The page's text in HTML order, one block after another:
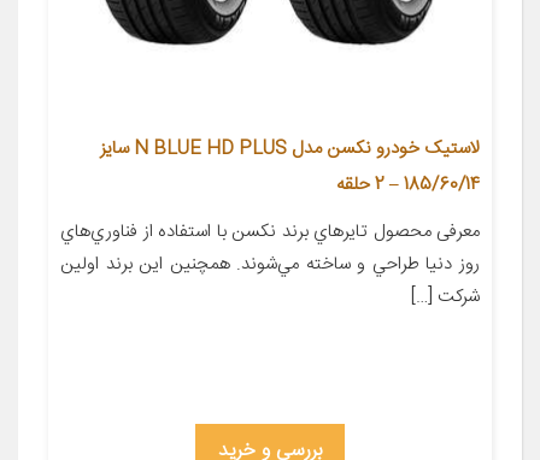
لاستیک خودرو نکسن مدل N BLUE HD PLUS سایز
185/60/14 – 2 حلقه
معرفی محصول تايرهاي برند نکسن با استفاده از فناوري‌هاي
روز دنيا طراحي و ساخته مي‌شوند. همچنين اين برند اولين
شرکت […]
بررسی و خرید